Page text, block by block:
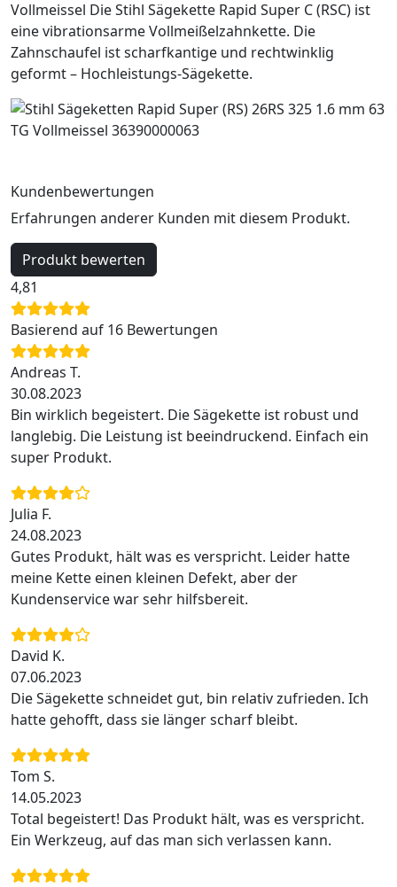
Vollmeissel Die Stihl Sägekette Rapid Super C (RSC) ist
eine vibrationsarme Vollmeißelzahnkette. Die
Zahnschaufel ist scharfkantige und rechtwinklig
geformt – Hochleistungs-Sägekette.
Kundenbewertungen
Erfahrungen anderer Kunden mit diesem Produkt.
Produkt bewerten
4,81
Basierend auf 16 Bewertungen
Andreas T.
30.08.2023
Bin wirklich begeistert. Die Sägekette ist robust und
langlebig. Die Leistung ist beeindruckend. Einfach ein
super Produkt.
Julia F.
24.08.2023
Gutes Produkt, hält was es verspricht. Leider hatte
meine Kette einen kleinen Defekt, aber der
Kundenservice war sehr hilfsbereit.
David K.
07.06.2023
Die Sägekette schneidet gut, bin relativ zufrieden. Ich
hatte gehofft, dass sie länger scharf bleibt.
Tom S.
14.05.2023
Total begeistert! Das Produkt hält, was es verspricht.
Ein Werkzeug, auf das man sich verlassen kann.